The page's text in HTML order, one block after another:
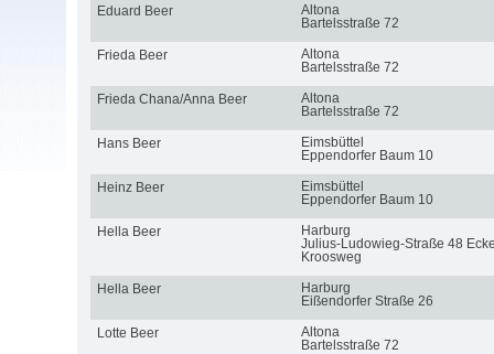
Eduard Beer
Altona
Bartelsstraße 72
Frieda Beer
Altona
Bartelsstraße 72
Frieda Chana/Anna Beer
Altona
Bartelsstraße 72
Hans Beer
Eimsbüttel
Eppendorfer Baum 10
Heinz Beer
Eimsbüttel
Eppendorfer Baum 10
Hella Beer
Harburg
Julius-Ludowieg-Straße 48
Kroosweg
Hella Beer
Harburg
Eißendorfer Straße 26
Lotte Beer
Altona
Bartelsstraße 72